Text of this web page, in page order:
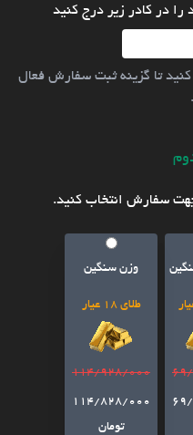
را در کادر زیر درج کنید
کنید تا گزینه ثبت سفارش فعال
سفارش انتخاب کنید.
وزن سنگین
طلای 18 عیار
114/928/000
114/828/000
تومان